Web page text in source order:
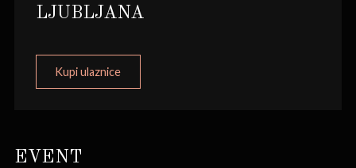
LJUBLJANA
Kupi ulaznice
EVENT